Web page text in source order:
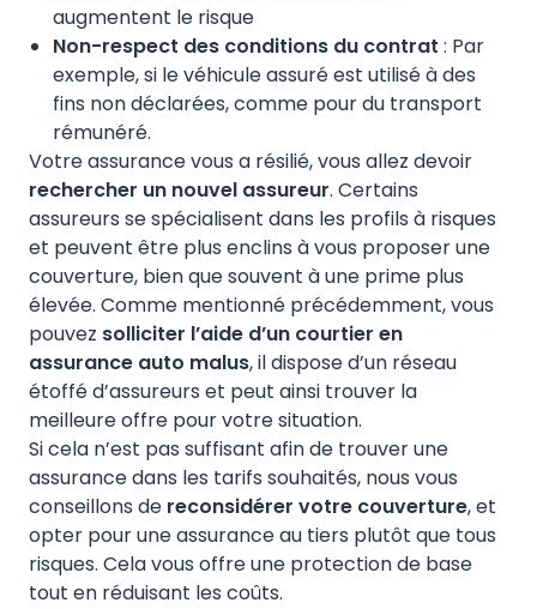
augmentent le risque
Non-respect des conditions du contrat : Par
exemple, si le véhicule assuré est utilisé à des
fins non déclarées, comme pour du transport
rémunéré.
Votre assurance vous a résilié, vous allez devoir
rechercher un nouvel assureur. Certains
assureurs se spécialisent dans les profils à risques
et peuvent être plus enclins à vous proposer une
couverture, bien que souvent à une prime plus
élevée. Comme mentionné précédemment, vous
pouvez solliciter l’aide d’un courtier en
assurance auto malus, il dispose d’un réseau
étoffé d’assureurs et peut ainsi trouver la
meilleure offre pour votre situation.
Si cela n’est pas suffisant afin de trouver une
assurance dans les tarifs souhaités, nous vous
conseillons de reconsidérer votre couverture, et
opter pour une assurance au tiers plutôt que tous
risques. Cela vous offre une protection de base
tout en réduisant les coûts.